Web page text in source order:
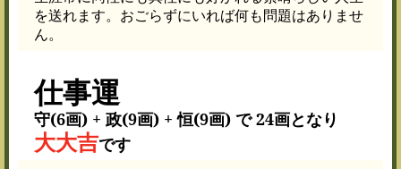
を送れます。おごらずにいれば何も問題はありませ
ん。
仕事運
守(6画) + 政(9画) + 恒(9画) で 24画となり
大大吉です